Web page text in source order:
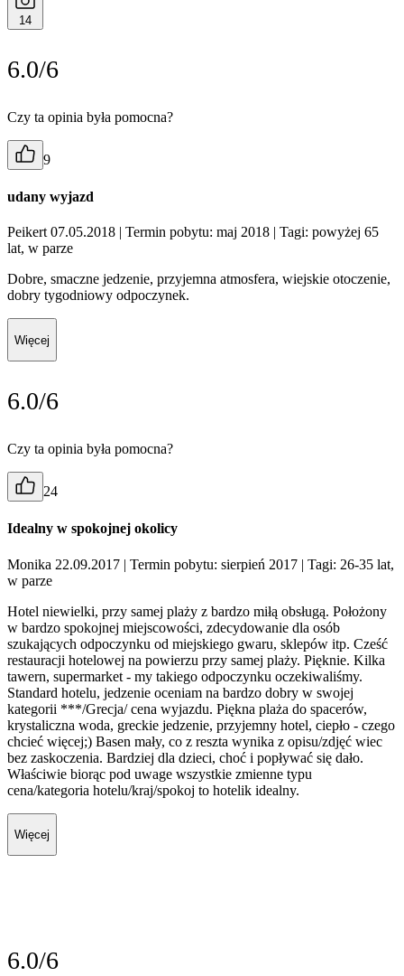
14
6.0/6
Czy ta opinia była pomocna?
9
udany wyjazd
Peikert 07.05.2018 | Termin pobytu: maj 2018 | Tagi: powyżej 65
lat, w parze
Dobre, smaczne jedzenie, przyjemna atmosfera, wiejskie otoczenie,
dobry tygodniowy odpoczynek.
Więcej
6.0/6
Czy ta opinia była pomocna?
24
Idealny w spokojnej okolicy
Monika 22.09.2017 | Termin pobytu: sierpień 2017 | Tagi: 26-35 lat,
w parze
Hotel niewielki, przy samej plaży z bardzo miłą obsługą. Położony
w bardzo spokojnej miejscowości, zdecydowanie dla osób
szukających odpoczynku od miejskiego gwaru, sklepów itp. Cześć
restauracji hotelowej na powierzu przy samej plaży. Pięknie. Kilka
tawern, supermarket - my takiego odpoczynku oczekiwaliśmy.
Standard hotelu, jedzenie oceniam na bardzo dobry w swojej
kategorii ***/Grecja/ cena wyjazdu. Piękna plaża do spacerów,
krystaliczna woda, greckie jedzenie, przyjemny hotel, ciepło - czego
chcieć więcej;) Basen mały, co z reszta wynika z opisu/zdjęć wiec
bez zaskoczenia. Bardziej dla dzieci, choć i popływać się dało.
Właściwie biorąc pod uwage wszystkie zmienne typu
cena/kategoria hotelu/kraj/spokoj to hotelik idealny.
Więcej
6.0/6